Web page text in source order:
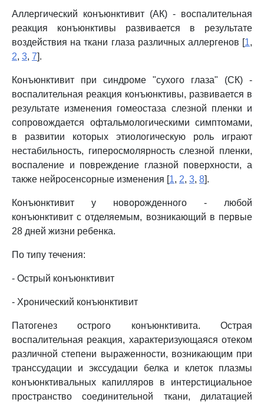
Аллергический конъюнктивит (АК) - воспалительная
реакция конъюнктивы развивается в результате
воздействия на ткани глаза различных аллергенов [1,
2, 3, 7].
Конъюнктивит при синдроме "сухого глаза" (СК) -
воспалительная реакция конъюнктивы, развивается в
результате изменения гомеостаза слезной пленки и
сопровождается офтальмологическими симптомами,
в развитии которых этиологическую роль играют
нестабильность, гиперосмолярность слезной пленки,
воспаление и повреждение глазной поверхности, а
также нейросенсорные изменения [1, 2, 3, 8].
Конъюнктивит у новорожденного - любой
конъюнктивит с отделяемым, возникающий в первые
28 дней жизни ребенка.
По типу течения:
- Острый конъюнктивит
- Хронический конъюнктивит
Патогенез острого конъюнктивита. Острая
воспалительная реакция, характеризующаяся отеком
различной степени выраженности, возникающим при
транссудации и экссудации белка и клеток плазмы
конъюнктивальных капилляров в интерстициальное
пространство соединительной ткани, дилатацией